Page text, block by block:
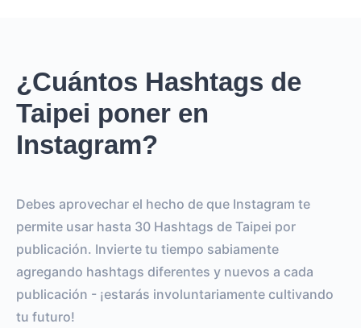
¿Cuántos Hashtags de
Taipei poner en
Instagram?
Debes aprovechar el hecho de que Instagram te
permite usar hasta 30 Hashtags de Taipei por
publicación. Invierte tu tiempo sabiamente
agregando hashtags diferentes y nuevos a cada
publicación - ¡estarás involuntariamente cultivando
tu futuro!